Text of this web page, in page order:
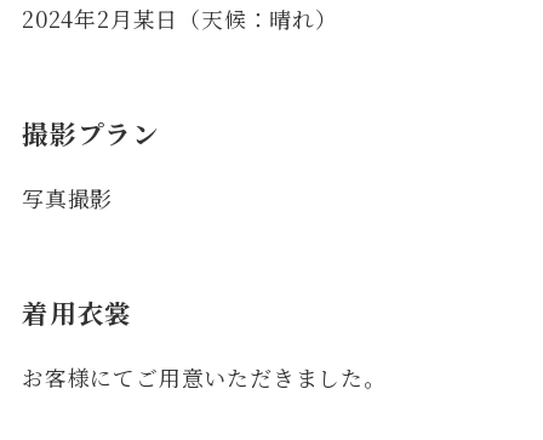
2024年2月某日（天候：晴れ）
撮影プラン
写真撮影
着用衣裳
お客様にてご用意いただきました。